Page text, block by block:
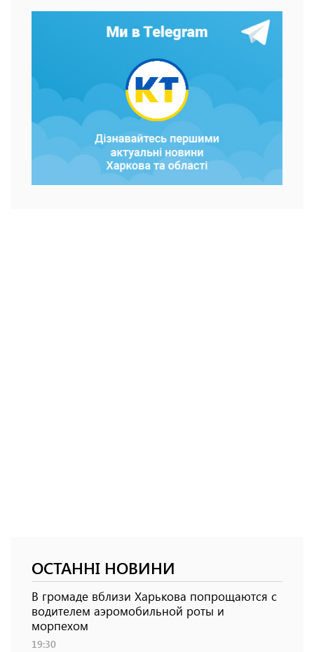
ОСТАННІ НОВИНИ
В громаде вблизи Харькова попрощаются с
водителем аэромобильной роты и
морпехом
19:30